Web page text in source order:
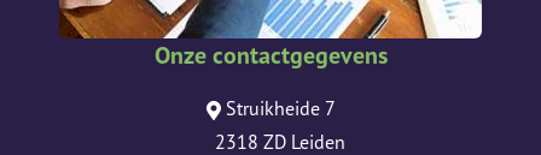
Onze contactgegevens
Struikheide 7
2318 ZD Leiden